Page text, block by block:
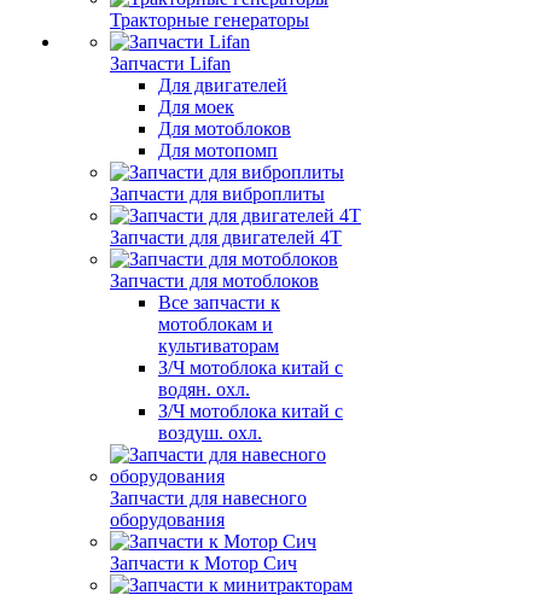
Тракторные генераторы
Запчасти Lifan
Для двигателей
Для моек
Для мотоблоков
Для мотопомп
Запчасти для виброплиты
Запчасти для двигателей 4Т
Запчасти для мотоблоков
Все запчасти к
мотоблокам и
культиваторам
З/Ч мотоблока китай с
водян. охл.
З/Ч мотоблока китай с
воздуш. охл.
Запчасти для навесного
оборудования
Запчасти к Мотор Сич